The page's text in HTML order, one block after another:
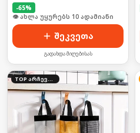
-65%
🛒 ბოლო 24სთ-ში იყიდა 13-მა
შეკვეთა
გადახდა მიღებისას
TOP არჩევანი